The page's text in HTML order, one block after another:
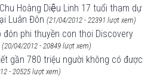
Hoàng Diệu Linh 17 tuổi tham dự
Luân Đôn (21/04/2012 - 22391 lượt xem)
phi thuyền con thoi Discovery
(20/04/2012 - 20849 lượt xem)
gần 780 triệu người không có được
- 20525 lượt xem)